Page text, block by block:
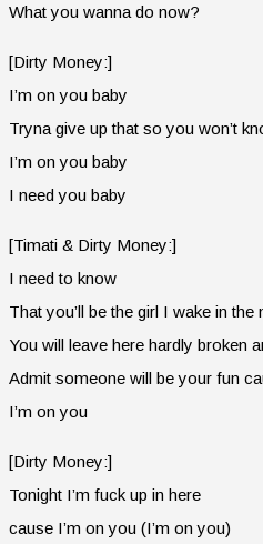
What you wanna do now?
[Dirty Money:]
I’m on you baby
Tryna give up that so you won’t
I’m on you baby
I need you baby
[Timati & Dirty Money:]
I need to know
That you’ll be the girl I wake in the
You will leave here hardly broken
Admit someone will be your fun
I’m on you
[Dirty Money:]
Tonight I’m fuck up in here
cause I’m on you (I’m on you)